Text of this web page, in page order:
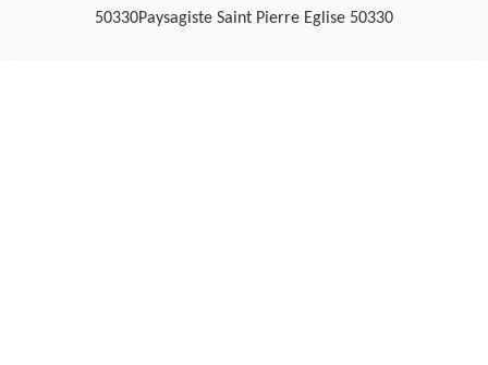
50330Paysagiste Saint Pierre Eglise 50330